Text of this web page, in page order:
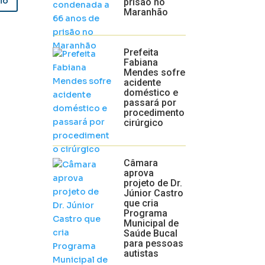
Maranhão
Prefeita
Fabiana
Mendes sofre
acidente
doméstico e
passará por
procedimento
cirúrgico
Câmara
aprova
projeto de Dr.
Júnior Castro
que cria
Programa
Municipal de
Saúde Bucal
para pessoas
autistas